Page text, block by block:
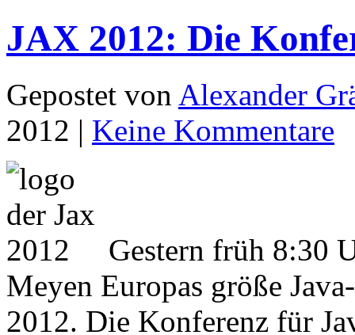
JAX 2012: Die
Gepostet von Alexander
2012 | Keine Kommentare
Gestern früh 8:30
Meyen Europas größe
2012. Die Konferenz für